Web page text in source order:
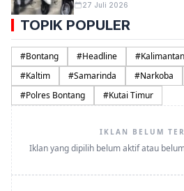
27 Juli 2026
TOPIK POPULER
#Bontang #Headline #
#Kaltim #Samarinda #Narkoba
#Polres Bontang #Kutai Timur
IKLAN BELUM
Iklan yang dipilih belum aktif atau